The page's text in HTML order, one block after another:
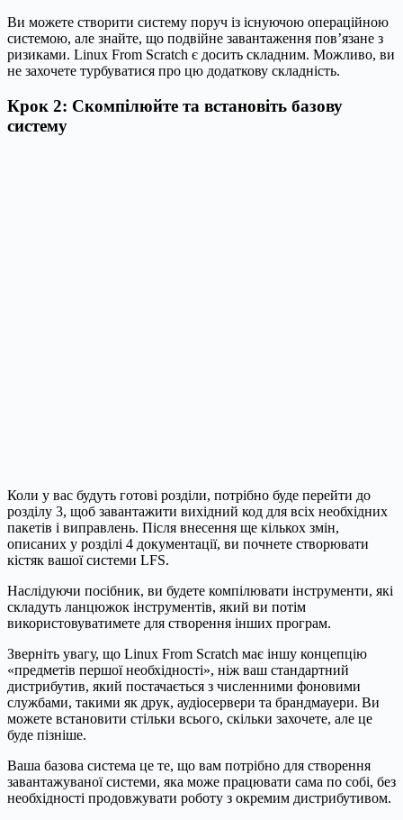
Ви можете створити систему поруч із існуючою операційною
системою, але знайте, що подвійне завантаження пов’язане з
ризиками. Linux From Scratch є досить складним. Можливо, ви
не захочете турбуватися про цю додаткову складність.
Крок 2: Скомпілюйте та встановіть базову
систему
Коли у вас будуть готові розділи, потрібно буде перейти до
розділу 3, щоб завантажити вихідний код для всіх необхідних
пакетів і виправлень. Після внесення ще кількох змін,
описаних у розділі 4 документації, ви почнете створювати
кістяк вашої системи LFS.
Наслідуючи посібник, ви будете компілювати інструменти, які
складуть ланцюжок інструментів, який ви потім
використовуватимете для створення інших програм.
Зверніть увагу, що Linux From Scratch має іншу концепцію
«предметів першої необхідності», ніж ваш стандартний
дистрибутив, який постачається з численними фоновими
службами, такими як друк, аудіосервери та брандмауери. Ви
можете встановити стільки всього, скільки захочете, але це
буде пізніше.
Ваша базова система це те, що вам потрібно для створення
завантажуваної системи, яка може працювати сама по собі, без
необхідності продовжувати роботу з окремим дистрибутивом.